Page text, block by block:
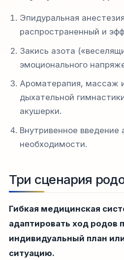
Эпидуральная
распространенный и
Закись азота
эмоционального
Ароматерапия, массаж
дыхательной
акушерки.
Внутривенное введение
необходимости.
Три сценария
Гибкая медицинская
адаптировать ход родов
индивидуальный план
ситуацию.